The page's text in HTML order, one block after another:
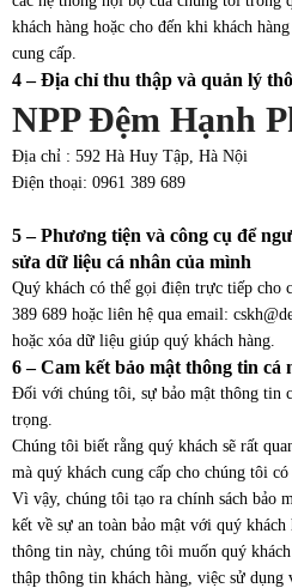
khách hàng hoặc cho đến khi khách
cung cấp.
4 – Địa chỉ thu thập và quản lý
NPP Đệm Hạnh
Địa chỉ : 592 Hà Huy Tập, Hà Nội
Điện thoại: 0961 389 689
5 – Phương tiện và công cụ để
sửa dữ liệu cá nhân của mình
Quý khách có thể gọi điện trực tiếp cho
389 689 hoặc liên hệ qua email:
hoặc xóa dữ liệu giúp quý khách hàng.
6 – Cam kết bảo mật thông tin cá
Đối với chúng tôi, sự bảo mật thông tin
trọng.
Chúng tôi biết rằng quý khách sẽ rất
mà quý khách cung cấp cho chúng tôi
Vì vậy, chúng tôi tạo ra chính sách bảo
kết về sự an toàn bảo mật với quý khách
thông tin này, chúng tôi muốn quý
thập thông tin khách hàng, việc sử